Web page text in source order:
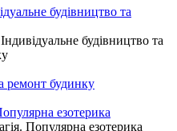
будівництво та
будівництво та
ремонт будинку
езотерика
Популярна езотерика